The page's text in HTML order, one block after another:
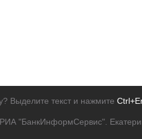
Выделите текст и нажмите
РИА "БанкИнформСервис".